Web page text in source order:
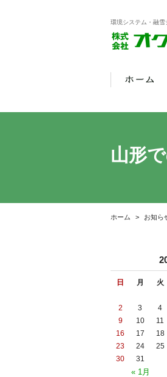
環境システム・融雪
山形
ホーム お知ら
日 月 火
« 1月
2
3 4
9
10 11
16
17 18
23
24 25
30
31